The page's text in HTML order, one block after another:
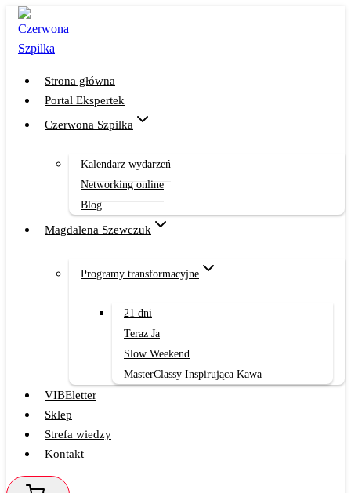
Przejdź
treści
Strona główna
Portal Ekspertek
Czerwona Szpilka
Kalendarz wydarzeń
Networking online
Blog
Magdalena Szewczuk
Programy transformacyjne
21 dni
Teraz Ja
Slow Weekend
MasterClassy Inspirująca Kawa
VIBEletter
Sklep
Strefa wiedzy
Kontakt